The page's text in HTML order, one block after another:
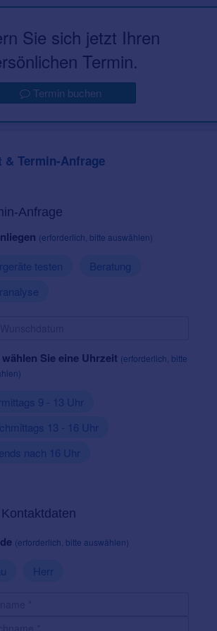
Sie sich jetzt Ihren
Termin.
Termin buchen
& Termin-Anfrage
Anfrage
(erforderlich, bitte auswählen)
testen
Beratung
Sie eine Uhrzeit (erforderlich, bitte
9 - 13 Uhr
13 - 16 Uhr
nach 16 Uhr
(erforderlich, bitte auswählen)
Herr